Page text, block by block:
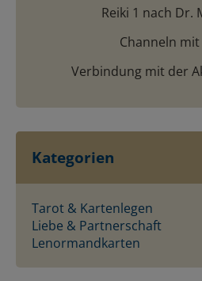
Reiki 1 nach Dr.
Channeln mit
Verbindung mit der
Kategorien
Tarot & Kartenlegen
Liebe & Partnerschaft
Lenormandkarten